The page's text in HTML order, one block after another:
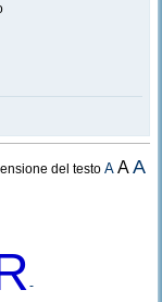
del testoA AA
-